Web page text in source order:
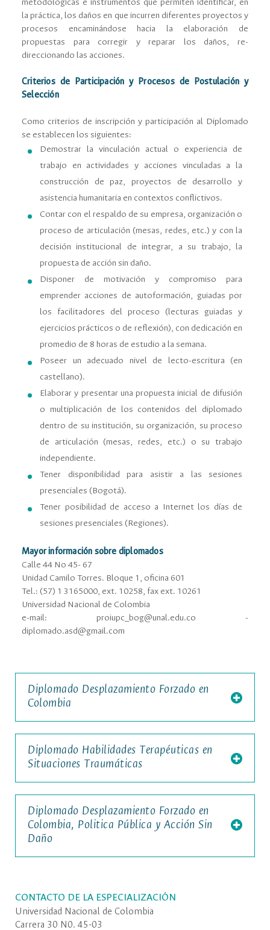
metodológicas e instrumentos que permiten identiﬁcar, en
la práctica, los daños en que incurren diferentes proyectos y
procesos encaminándose hacia la elaboración de
propuestas para corregir y reparar los daños, re-
direccionando las acciones.
Criterios de Participación y Procesos de Postulación y
Selección
Como criterios de inscripción y participación al Diplomado
se establecen los siguientes:
Demostrar la vinculación actual o experiencia de
trabajo en actividades y acciones vinculadas a la
construcción de paz, proyectos de desarrollo y
asistencia humanitaria en contextos conﬂictivos.
Contar con el respaldo de su empresa, organización o
proceso de articulación (mesas, redes, etc.) y con la
decisión institucional de integrar, a su trabajo, la
propuesta de acción sin daño.
Disponer de motivación y compromiso para
emprender acciones de autoformación, guiadas por
los facilitadores del proceso (lecturas guiadas y
ejercicios prácticos o de reﬂexión), con dedicación en
promedio de 8 horas de estudio a la semana.
Poseer un adecuado nivel de lecto-escritura (en
castellano).
Elaborar y presentar una propuesta inicial de difusión
o multiplicación de los contenidos del diplomado
dentro de su institución, su organización, su proceso
de articulación (mesas, redes, etc.) o su trabajo
independiente.
Tener disponibilidad para asistir a las sesiones
presenciales (Bogotá).
Tener posibilidad de acceso a Internet los días de
sesiones presenciales (Regiones).
Mayor información sobre diplomados
Calle 44 No 45- 67
Unidad Camilo Torres. Bloque 1, oﬁcina 601
Tel.: (57) 1 3165000, ext. 10258, fax ext. 10261
Universidad Nacional de Colombia
e-mail: proiupc_bog@unal.edu.co -
diplomado.asd@gmail.com
Diplomado Desplazamiento Forzado en
Colombia
Diplomado Habilidades Terapéuticas en
Situaciones Traumáticas
Diplomado Desplazamiento Forzado en
Colombia, Politica Pública y Acción Sin
Daño
CONTACTO DE LA ESPECIALIZACIÓN
Universidad Nacional de Colombia
Carrera 30 N0. 45-03